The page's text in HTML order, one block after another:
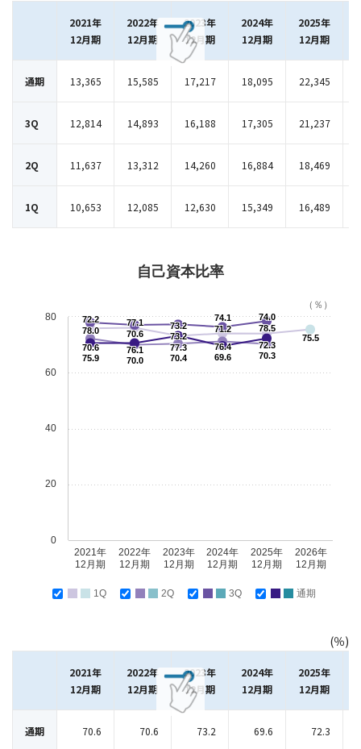
2021年
12月期
2022年
12月期
2023年
12月期
2024年
12月期
2025年
12月期
通期 13,365 15,585 17,217 18,095 22,345
3Q 12,814 14,893 16,188 17,305 21,237
2Q 11,637 13,312 14,260 16,884 18,469
1Q 10,653 12,085 12,630 15,349 16,489
自己資本比率
2021年
12月期
2022年
12月期
2023年
12月期
2024年
12月期
2025年
12月期
2026年
12月期
0
20
40
60
80
（％）
75.9
76.1
73.2
74.1 74.0
75.5
72.2
70.0 70.4
71.2
70.3
78.0
77.1
77.3 76.4
78.5
70.6
70.6 73.2
69.6
72.3
1Q 2Q 3Q 通期
(％)
2021年
12月期
2022年
12月期
2023年
12月期
2024年
12月期
2025年
12月期
通期 70.6 70.6 73.2 69.6 72.3